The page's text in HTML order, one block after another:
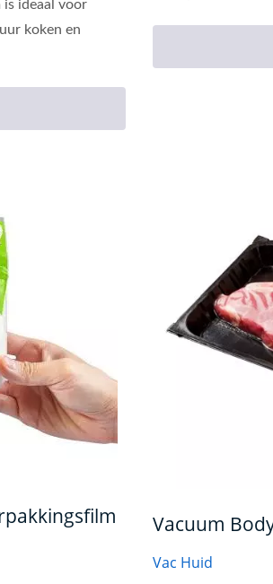
ideaal voor
koken en
Vacuum
Vac Huid